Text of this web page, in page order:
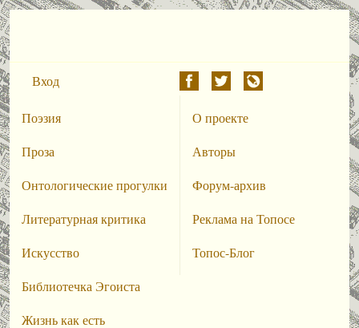
Вход
Поэзия
Проза
Онтологические прогулки
Литературная критика
Искусство
Библиотечка Эгоиста
Жизнь как есть
О проекте
Авторы
Форум-архив
Реклама на Топосе
Топос-Блог